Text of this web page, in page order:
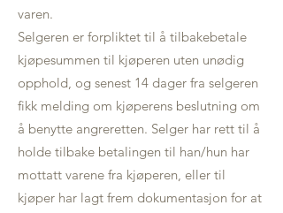
varen.
Selgeren er forpliktet til å tilbakebetale
kjøpesummen til kjøperen uten unødig
opphold, og senest 14 dager fra selgeren
fikk melding om kjøperens beslutning om
å benytte angreretten. Selger har rett til å
holde tilbake betalingen til han/hun har
mottatt varene fra kjøperen, eller til
kjøper har lagt frem dokumentasjon for at